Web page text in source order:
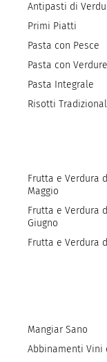
Antipasti di
Primi Piatti
Pasta con Pesce
Pasta con Verdure
Pasta Integrale
Risotti
Frutta e Verdura
Maggio
Frutta e Verdura
Giugno
Frutta e Verdura
Mangiar Sano
Abbinamenti Vini